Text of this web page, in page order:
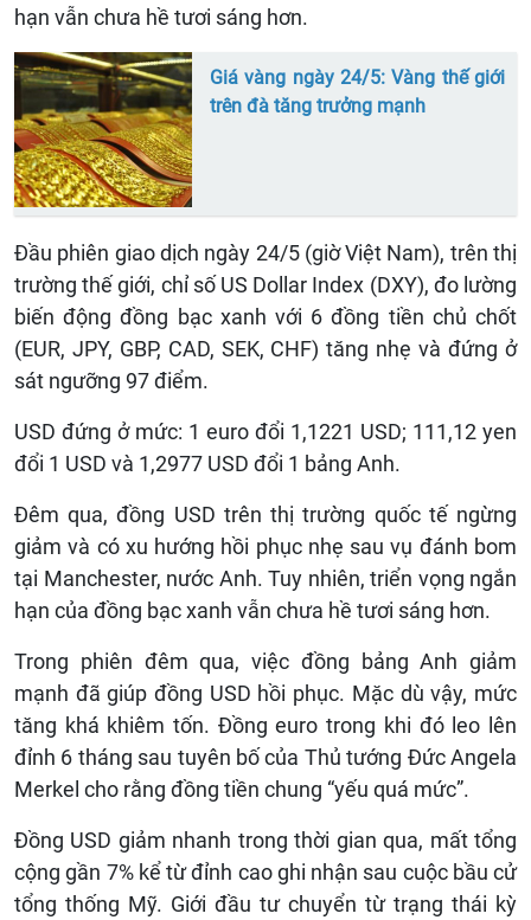
hạn vẫn chưa hề tươi sáng hơn.
Giá vàng ngày 24/5: Vàng thế giới
trên đà tăng trưởng mạnh
Đầu phiên giao dịch ngày 24/5 (giờ Việt Nam), trên thị
trường thế giới, chỉ số US Dollar Index (DXY), đo lường
biến động đồng bạc xanh với 6 đồng tiền chủ chốt
(EUR, JPY, GBP, CAD, SEK, CHF) tăng nhẹ và đứng ở
sát ngưỡng 97 điểm.
USD đứng ở mức: 1 euro đổi 1,1221 USD; 111,12 yen
đổi 1 USD và 1,2977 USD đổi 1 bảng Anh.
Đêm qua, đồng USD trên thị trường quốc tế ngừng
giảm và có xu hướng hồi phục nhẹ sau vụ đánh bom
tại Manchester, nước Anh. Tuy nhiên, triển vọng ngắn
hạn của đồng bạc xanh vẫn chưa hề tươi sáng hơn.
Trong phiên đêm qua, việc đồng bảng Anh giảm
mạnh đã giúp đồng USD hồi phục. Mặc dù vậy, mức
tăng khá khiêm tốn. Đồng euro trong khi đó leo lên
đỉnh 6 tháng sau tuyên bố của Thủ tướng Đức Angela
Merkel cho rằng đồng tiền chung “yếu quá mức”.
Đồng USD giảm nhanh trong thời gian qua, mất tổng
cộng gần 7% kể từ đỉnh cao ghi nhận sau cuộc bầu cử
tổng thống Mỹ. Giới đầu tư chuyển từ trạng thái kỳ